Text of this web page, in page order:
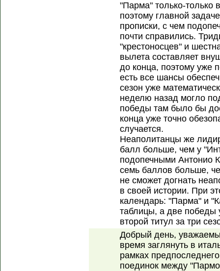
"Парма" только-только
поэтому главной
прописки, с чем
почти справились.
"крестоносцев" и
вылета составляет
до конца, поэтому уже
есть все шансы
сезон уже
неделю назад могло
победы там было бы
конца уже точно
случается.
Неаполитанцы же
балл больше, чем у
подопечными Антонио
семь баллов больше,
не сможет догнать
в своей истории. При
календарь: "Парма" и
таблицы, а две победы
второй титул за три
Добрый день,
время заглянуть в
рамках
поединок между